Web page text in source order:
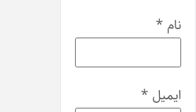
نام *
ایمیل *